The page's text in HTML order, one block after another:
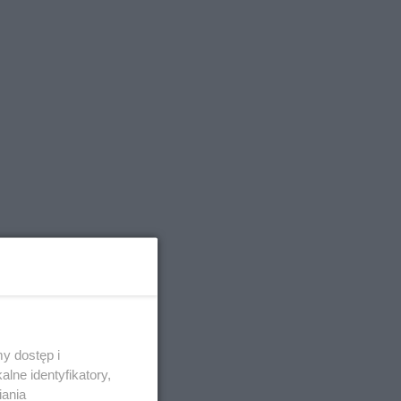
dostęp i
identyfikatory,